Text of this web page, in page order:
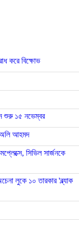
করে বিক্ষোভ
শুরু ১৫ নভেম্বর
অলি আহমদ
সিভিল সার্জনকে
লুকে ১০ তারকার 'ব্ল্যাক